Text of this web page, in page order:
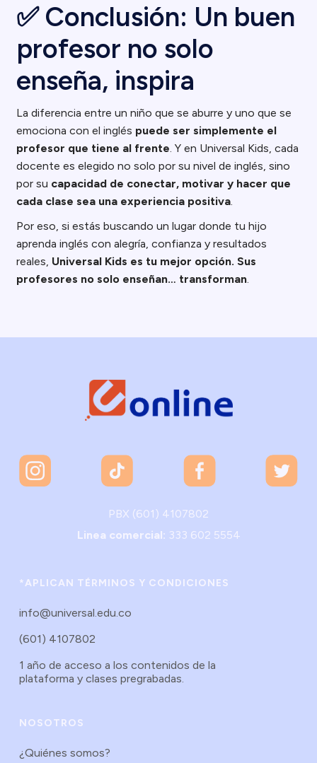
✅ Conclusión: Un buen
profesor no solo
enseña, inspira
La diferencia entre un niño que se aburre y uno que se
emociona con el inglés puede ser simplemente el
profesor que tiene al frente. Y en Universal Kids, cada
docente es elegido no solo por su nivel de inglés, sino
por su capacidad de conectar, motivar y hacer que
cada clase sea una experiencia positiva.
Por eso, si estás buscando un lugar donde tu hijo
aprenda inglés con alegría, confianza y resultados
reales, Universal Kids es tu mejor opción. Sus
profesores no solo enseñan… transforman.
PBX (601) 4107802
Linea comercial: 333 602 5554
*APLICAN TÉRMINOS Y CONDICIONES
info@universal.edu.co
(601) 4107802
1 año de acceso a los contenidos de la
plataforma y clases pregrabadas.
NOSOTROS
¿Quiénes somos?